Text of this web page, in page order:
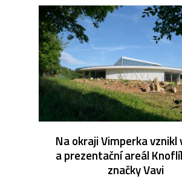
Na okraji Vimperka vznikl
a prezentační areál
značky Vavi